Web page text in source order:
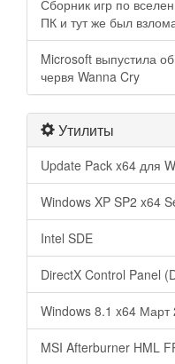
Сборник игр по
ПК и тут же был
Microsoft выпустила
червя Wanna Cry
Утилиты
Update Pack x64 для
Windows XP SP2 x64
Intel SDE
DirectX Control Panel
Windows 8.1 x64 Март
MSI Afterburner HML